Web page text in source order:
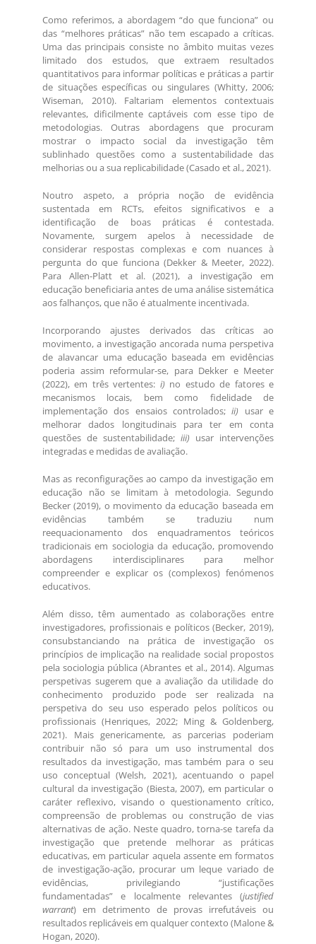
Como referimos, a abordagem “do que funciona” ou
das “melhores práticas” não tem escapado a críticas.
Uma das principais consiste no âmbito muitas vezes
limitado dos estudos, que extraem resultados
quantitativos para informar políticas e práticas a partir
de situações específicas ou singulares (Whitty, 2006;
Wiseman, 2010). Faltariam elementos contextuais
relevantes, dificilmente captáveis com esse tipo de
metodologias. Outras abordagens que procuram
mostrar o impacto social da investigação têm
sublinhado questões como a sustentabilidade das
melhorias ou a sua replicabilidade (Casado et al., 2021).
Noutro aspeto, a própria noção de evidência
sustentada em RCTs, efeitos significativos e a
identificação de boas práticas é contestada.
Novamente, surgem apelos à necessidade de
considerar respostas complexas e com nuances à
pergunta do que funciona (Dekker & Meeter, 2022).
Para Allen-Platt et al. (2021), a investigação em
educação beneficiaria antes de uma análise sistemática
aos falhanços, que não é atualmente incentivada.
Incorporando ajustes derivados das críticas ao
movimento, a investigação ancorada numa perspetiva
de alavancar uma educação baseada em evidências
poderia assim reformular-se, para Dekker e Meeter
(2022), em três vertentes: i) no estudo de fatores e
mecanismos locais, bem como fidelidade de
implementação dos ensaios controlados;ii) usar e
melhorar dados longitudinais para ter em conta
questões de sustentabilidade; iii) usar intervenções
integradas e medidas de avaliação.
Mas as reconfigurações ao campo da investigação em
educação não se limitam à metodologia. Segundo
Becker (2019), o movimento da educação baseada em
evidências também se traduziu num
reequacionamento dos enquadramentos teóricos
tradicionais em sociologia da educação, promovendo
abordagens interdisciplinares para melhor
compreender e explicar os (complexos) fenómenos
educativos.
Além disso, têm aumentado as colaborações entre
investigadores, profissionais e políticos (Becker, 2019),
consubstanciando na prática de investigação os
princípios de implicação na realidade social propostos
pela sociologia pública (Abrantes et al., 2014). Algumas
perspetivas sugerem que a avaliação da utilidade do
conhecimento produzido pode ser realizada na
perspetiva do seu uso esperado pelos políticos ou
profissionais (Henriques, 2022; Ming & Goldenberg,
2021). Mais genericamente, as parcerias poderiam
contribuir não só para um uso instrumental dos
resultados da investigação, mas também para o seu
uso conceptual (Welsh, 2021), acentuando o papel
cultural da investigação (Biesta, 2007), em particular o
caráter reflexivo, visando o questionamento crítico,
compreensão de problemas ou construção de vias
alternativas de ação. Neste quadro, torna-se tarefa da
investigação que pretende melhorar as práticas
educativas, em particular aquela assente em formatos
de investigação-ação, procurar um leque variado de
evidências, privilegiando “justificações
fundamentadas” e localmente relevantes (justified
warrant) em detrimento de provas irrefutáveis ou
resultados replicáveis em qualquer contexto (Malone &
Hogan, 2020).